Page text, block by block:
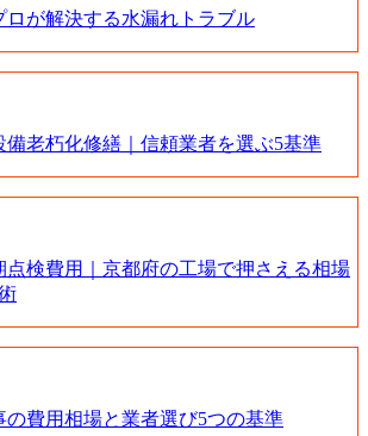
ロが解決する水漏れトラブル
備老朽化修繕｜信頼業者を選ぶ5基準
点検費用｜京都府の工場で押さえる相場
の費用相場と業者選び5つの基準